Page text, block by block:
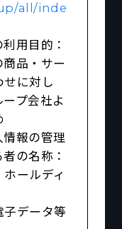
all/inde
用目的：
品・サー
せに対し
プ会社よ
報の管理
の名称：
ールディ
データ等